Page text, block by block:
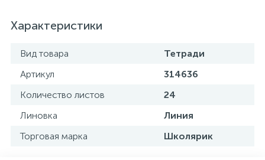
Характеристики
Вид товара
Тетради
Артикул
314636
Количество листов
24
Линовка
Линия
Торговая марка
Школярик